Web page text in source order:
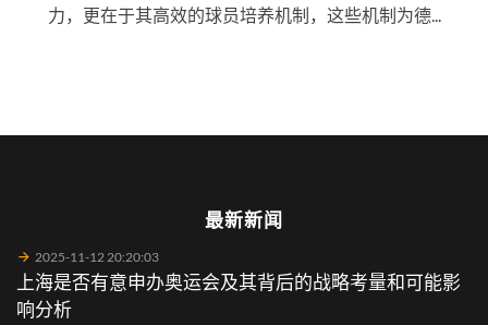
力，更在于其高效的球员培养机制，这些机制为德...
最新新闻
2025-11-12 20:20:03
上海是否有意申办奥运会及其背后的战略考量和可能影
响分析